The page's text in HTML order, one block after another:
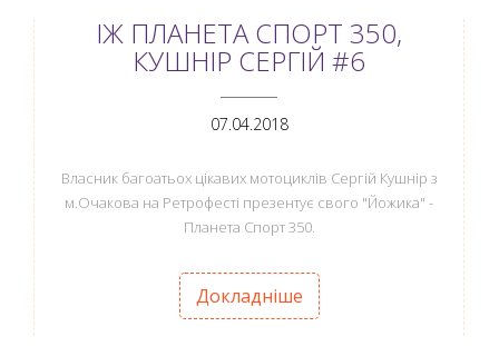
ІЖ ПЛАНЕТА СПОРТ 350,
КУШНІР СЕРГІЙ #6
07.04.2018
Власник багоатьох цікавих мотоциклів Сергій Кушнір з
м.Очакова на Ретрофесті презентує свого "Йожика" -
Планета Спорт 350.
Докладніше